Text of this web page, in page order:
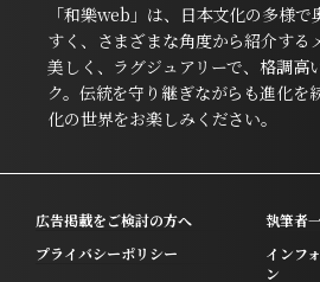
「和樂web」は、日本文化の多様
すく、さまざまな角度から紹介する
美しく、ラグジュアリーで、格調高
ク。伝統を守り継ぎながらも進化を
化の世界をお楽しみください。
広告掲載をご検討の方へ
執筆者
プライバシーポリシー
インフ
ン